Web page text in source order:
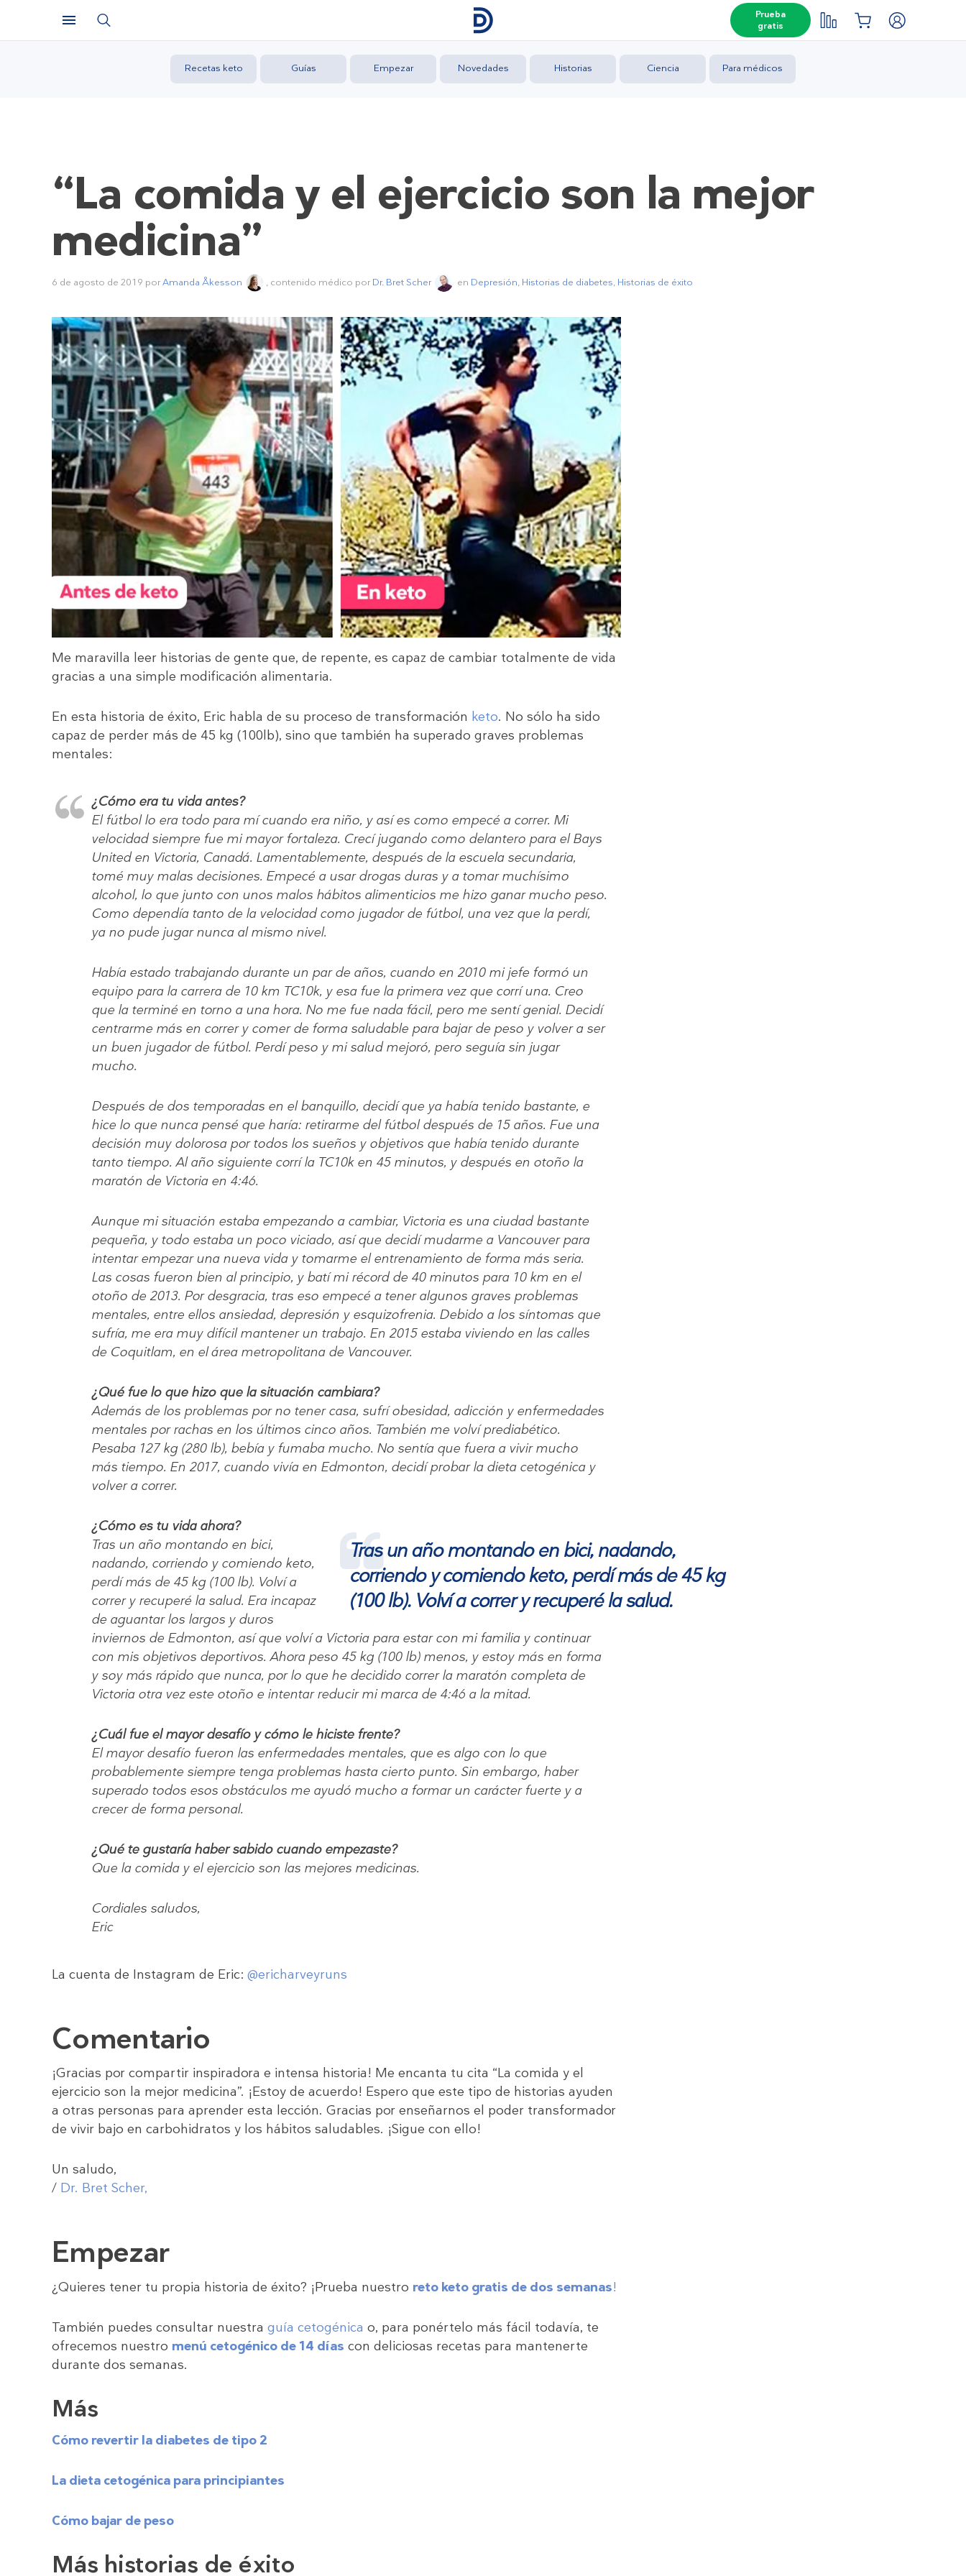
Prueba
gratis
Recetas keto Guías Empezar Novedades Historias Ciencia Para médicos
“La comida y el ejercicio son la mejor
medicina”
6 de agosto de 2019 porAmanda Åkesson , contenido médico por Dr. Bret Scher en Depresión, Historias de diabetes, Historias de éxito
Me maravilla leer historias de gente que, de repente, es capaz de cambiar totalmente de vida
gracias a una simple modificación alimentaria.
En esta historia de éxito, Eric habla de su proceso de transformación keto. No sólo ha sido
capaz de perder más de 45 kg (100lb), sino que también ha superado graves problemas
mentales:
¿Cómo era tu vida antes?
El fútbol lo era todo para mí cuando era niño, y así es como empecé a correr. Mi
velocidad siempre fue mi mayor fortaleza. Crecí jugando como delantero para el Bays
United en Victoria, Canadá. Lamentablemente, después de la escuela secundaria,
tomé muy malas decisiones. Empecé a usar drogas duras y a tomar muchísimo
alcohol, lo que junto con unos malos hábitos alimenticios me hizo ganar mucho peso.
Como dependía tanto de la velocidad como jugador de fútbol, una vez que la perdí,
ya no pude jugar nunca al mismo nivel.
Había estado trabajando durante un par de años, cuando en 2010 mi jefe formó un
equipo para la carrera de 10 km TC10k, y esa fue la primera vez que corrí una. Creo
que la terminé en torno a una hora. No me fue nada fácil, pero me sentí genial. Decidí
centrarme más en correr y comer de forma saludable para bajar de peso y volver a ser
un buen jugador de fútbol. Perdí peso y mi salud mejoró, pero seguía sin jugar
mucho.
Después de dos temporadas en el banquillo, decidí que ya había tenido bastante, e
hice lo que nunca pensé que haría: retirarme del fútbol después de 15 años. Fue una
decisión muy dolorosa por todos los sueños y objetivos que había tenido durante
tanto tiempo. Al año siguiente corrí la TC10k en 45 minutos, y después en otoño la
maratón de Victoria en 4:46.
Aunque mi situación estaba empezando a cambiar, Victoria es una ciudad bastante
pequeña, y todo estaba un poco viciado, así que decidí mudarme a Vancouver para
intentar empezar una nueva vida y tomarme el entrenamiento de forma más seria.
Las cosas fueron bien al principio, y batí mi récord de 40 minutos para 10 km en el
otoño de 2013. Por desgracia, tras eso empecé a tener algunos graves problemas
mentales, entre ellos ansiedad, depresión y esquizofrenia. Debido a los síntomas que
sufría, me era muy difícil mantener un trabajo. En 2015 estaba viviendo en las calles
de Coquitlam, en el área metropolitana de Vancouver.
¿Qué fue lo que hizo que la situación cambiara?
Además de los problemas por no tener casa, sufrí obesidad, adicción y enfermedades
mentales por rachas en los últimos cinco años. También me volví prediabético.
Pesaba 127 kg (280 lb), bebía y fumaba mucho. No sentía que fuera a vivir mucho
más tiempo. En 2017, cuando vivía en Edmonton, decidí probar la dieta cetogénica y
volver a correr.
Tras un año montando en bici, nadando,
corriendo y comiendo keto, perdí más de 45 kg
(100 lb). Volví a correr y recuperé la salud.
¿Cómo es tu vida ahora?
Tras un año montando en bici,
nadando, corriendo y comiendo keto,
perdí más de 45 kg (100 lb). Volví a
correr y recuperé la salud. Era incapaz
de aguantar los largos y duros
inviernos de Edmonton, así que volví a Victoria para estar con mi familia y continuar
con mis objetivos deportivos. Ahora peso 45 kg (100 lb) menos, y estoy más en forma
y soy más rápido que nunca, por lo que he decidido correr la maratón completa de
Victoria otra vez este otoño e intentar reducir mi marca de 4:46 a la mitad.
¿Cuál fue el mayor desafío y cómo le hiciste frente?
El mayor desafío fueron las enfermedades mentales, que es algo con lo que
probablemente siempre tenga problemas hasta cierto punto. Sin embargo, haber
superado todos esos obstáculos me ayudó mucho a formar un carácter fuerte y a
crecer de forma personal.
¿Qué te gustaría haber sabido cuando empezaste?
Que la comida y el ejercicio son las mejores medicinas.
Cordiales saludos,
Eric
La cuenta de Instagram de Eric: @ericharveyruns
Comentario
¡Gracias por compartir inspiradora e intensa historia! Me encanta tu cita “La comida y el
ejercicio son la mejor medicina”. ¡Estoy de acuerdo! Espero que este tipo de historias ayuden
a otras personas para aprender esta lección. Gracias por enseñarnos el poder transformador
de vivir bajo en carbohidratos y los hábitos saludables. ¡Sigue con ello!
Un saludo,
/ Dr. Bret Scher,
Empezar
¿Quieres tener tu propia historia de éxito? ¡Prueba nuestro reto keto gratis de dos semanas!
También puedes consultar nuestra guía cetogénica o, para ponértelo más fácil todavía, te
ofrecemos nuestro menú cetogénico de 14 días con deliciosas recetas para mantenerte
durante dos semanas.
Más
Cómo revertir la diabetes de tipo 2
La dieta cetogénica para principiantes
Cómo bajar de peso
Más historias de éxito